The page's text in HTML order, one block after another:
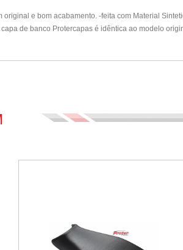
original e bom acabamento. -feita com Material
de banco Protercapas é idêntica ao modelo